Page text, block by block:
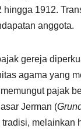
1912.
anggota.
gereja
agama yang
pajak
Jerman (